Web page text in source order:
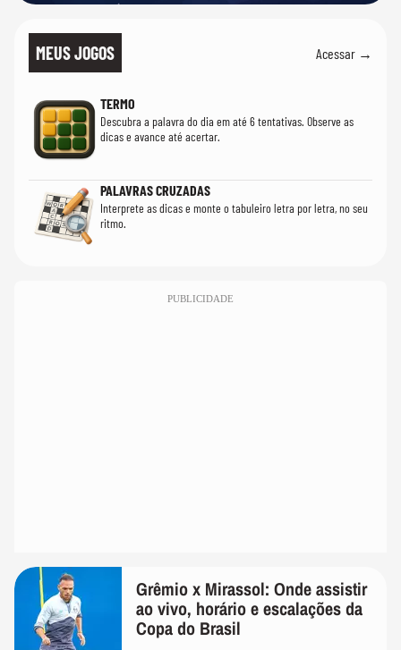
MEUS JOGOS Acessar →
TERMO
Descubra a palavra do dia em até 6 tentativas. Observe as
dicas e avance até acertar.
PALAVRAS CRUZADAS
Interprete as dicas e monte o tabuleiro letra por letra, no seu
ritmo.
PUBLICIDADE
Grêmio x Mirassol: Onde assistir
ao vivo, horário e escalações da
Copa do Brasil